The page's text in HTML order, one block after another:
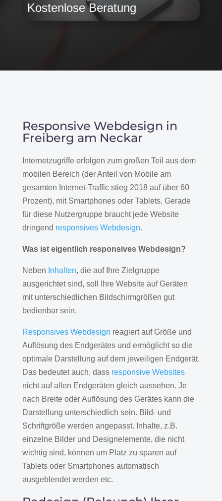
Kostenlose Beratung
Responsive Webdesign in
Freiberg am Neckar
Internetzugriffe erfolgen zum großen Teil aus dem
mobilen Bereich (der Anteil von Mobile am
gesamten Internet-Traffic stieg 2018 auf über 60
Prozent), mit Smartphones oder Tablets. Gerade
für diese Nutzergruppe braucht jede Website
dringend responsives Webdesign.
Was ist eigentlich responsives Webdesign?
Neben Inhalten, die auf Ihre Zielgruppe
ausgerichtet sind, soll Ihre Website auf Geräten
mit unterschiedlichen Bildschirmgrößen gut
bedienbar sein.
Responsives Webdesign reagiert auf Größe und
Auflösung des Endgerätes und ermöglicht so die
optimale Darstellung auf dem jeweiligen Endgerät.
Das bedeutet auch, dass responsive Websites
nicht auf allen Endgeräten gleich aussehen. Je
nach Breite oder Auflösung des Gerätes kann die
Darstellung unterschiedlich sein. Bild- und
Schriftgröße werden angepasst. Inhalte, z.B.
einzelne Bilder und Designelemente, die nicht
wichtig sind, können um Platz zu sparen auf
Tablets oder Smartphones automatisch
ausgeblendet werden etc.